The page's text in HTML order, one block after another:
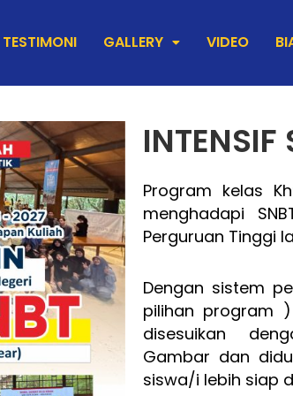
TESTIMONI GALLERY VIDEO
INTENSIF
Program kelas
menghadapi
Perguruan Tinggi
Dengan sistem
pilihan program
disesuikan
Gambar dan
siswa/i lebih siap